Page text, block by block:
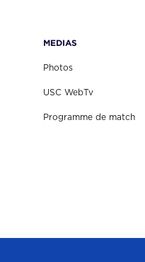
MEDIAS
Photos
USC WebTv
Programme de match